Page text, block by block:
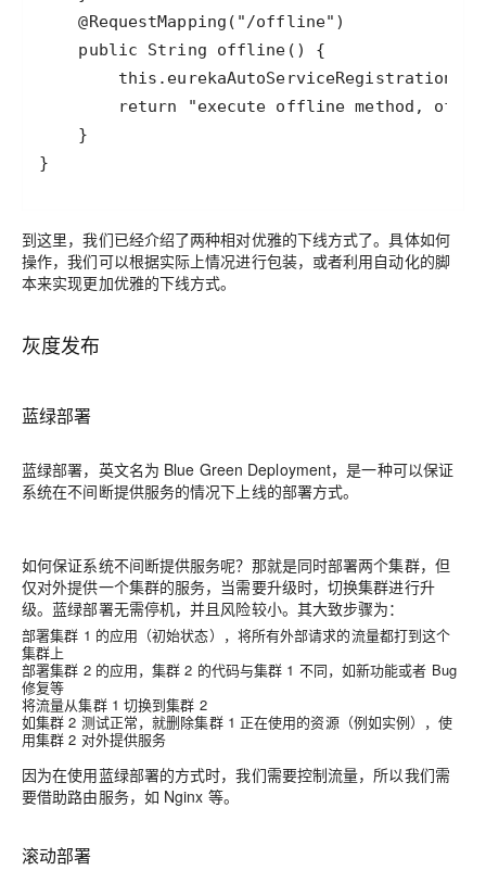
}
到这里，我们已经介绍了两种相对优雅的下线方式了。具体如何
操作，我们可以根据实际上情况进行包装，或者利用自动化的脚
本来实现更加优雅的下线方式。
灰度发布
蓝绿部署
蓝绿部署，英文名为 Blue Green Deployment，是一种可以保证
系统在不间断提供服务的情况下上线的部署方式。
如何保证系统不间断提供服务呢？那就是同时部署两个集群，但
仅对外提供一个集群的服务，当需要升级时，切换集群进行升
级。蓝绿部署无需停机，并且风险较小。其大致步骤为：
部署集群 1 的应用（初始状态），将所有外部请求的流量都打到这个
集群上
部署集群 2 的应用，集群 2 的代码与集群 1 不同，如新功能或者 Bug
修复等
将流量从集群 1 切换到集群 2
如集群 2 测试正常，就删除集群 1 正在使用的资源（例如实例），使
用集群 2 对外提供服务
因为在使用蓝绿部署的方式时，我们需要控制流量，所以我们需
要借助路由服务，如 Nginx 等。
滚动部署